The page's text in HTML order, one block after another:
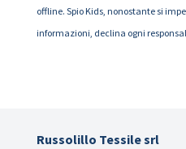
offline. Spio Kids, nonostante si
informazioni, declina ogni
Russolillo Tessile srl